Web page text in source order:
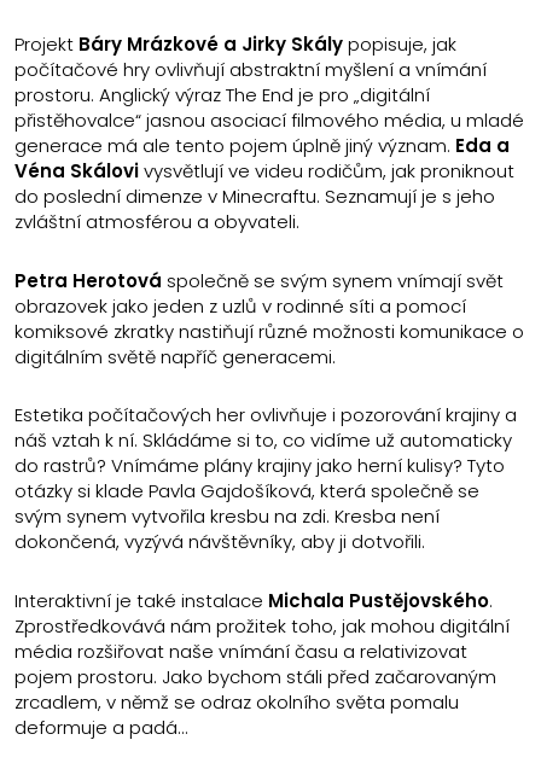
Projekt Báry Mrázkové a Jirky Skálypopisuje, jak
počítačové hry ovlivňují abstraktní myšlení a vnímání
prostoru. Anglický výraz The End je pro „digitální
přistěhovalce“ jasnou asociací filmového média, u mladé
generace má ale tento pojem úplně jiný význam. Eda a
Véna Skálovivysvětlují ve videu rodičům, jak proniknout
do poslední dimenze v Minecraftu. Seznamují je s jeho
zvláštní atmosférou a obyvateli.
Petra Herotová společně se svým synem vnímají svět
obrazovek jako jeden z uzlů v rodinné síti a pomocí
komiksové zkratky nastiňují různé možnosti komunikace o
digitálním světě napříč generacemi.
Estetika počítačových her ovlivňuje i pozorování krajiny a
náš vztah k ní. Skládáme si to, co vidíme už automaticky
do rastrů? Vnímáme plány krajiny jako herní kulisy? Tyto
otázky si klade Pavla Gajdošíková, která společně se
svým synem vytvořila kresbu na zdi. Kresba není
dokončená, vyzývá návštěvníky, aby ji dotvořili.
Interaktivní je také instalace Michala Pustějovského.
Zprostředkovává nám prožitek toho, jak mohou digitální
média rozšiřovat naše vnímání času a relativizovat
pojem prostoru. Jako bychom stáli před začarovaným
zrcadlem, v němž se odraz okolního světa pomalu
deformuje a padá…